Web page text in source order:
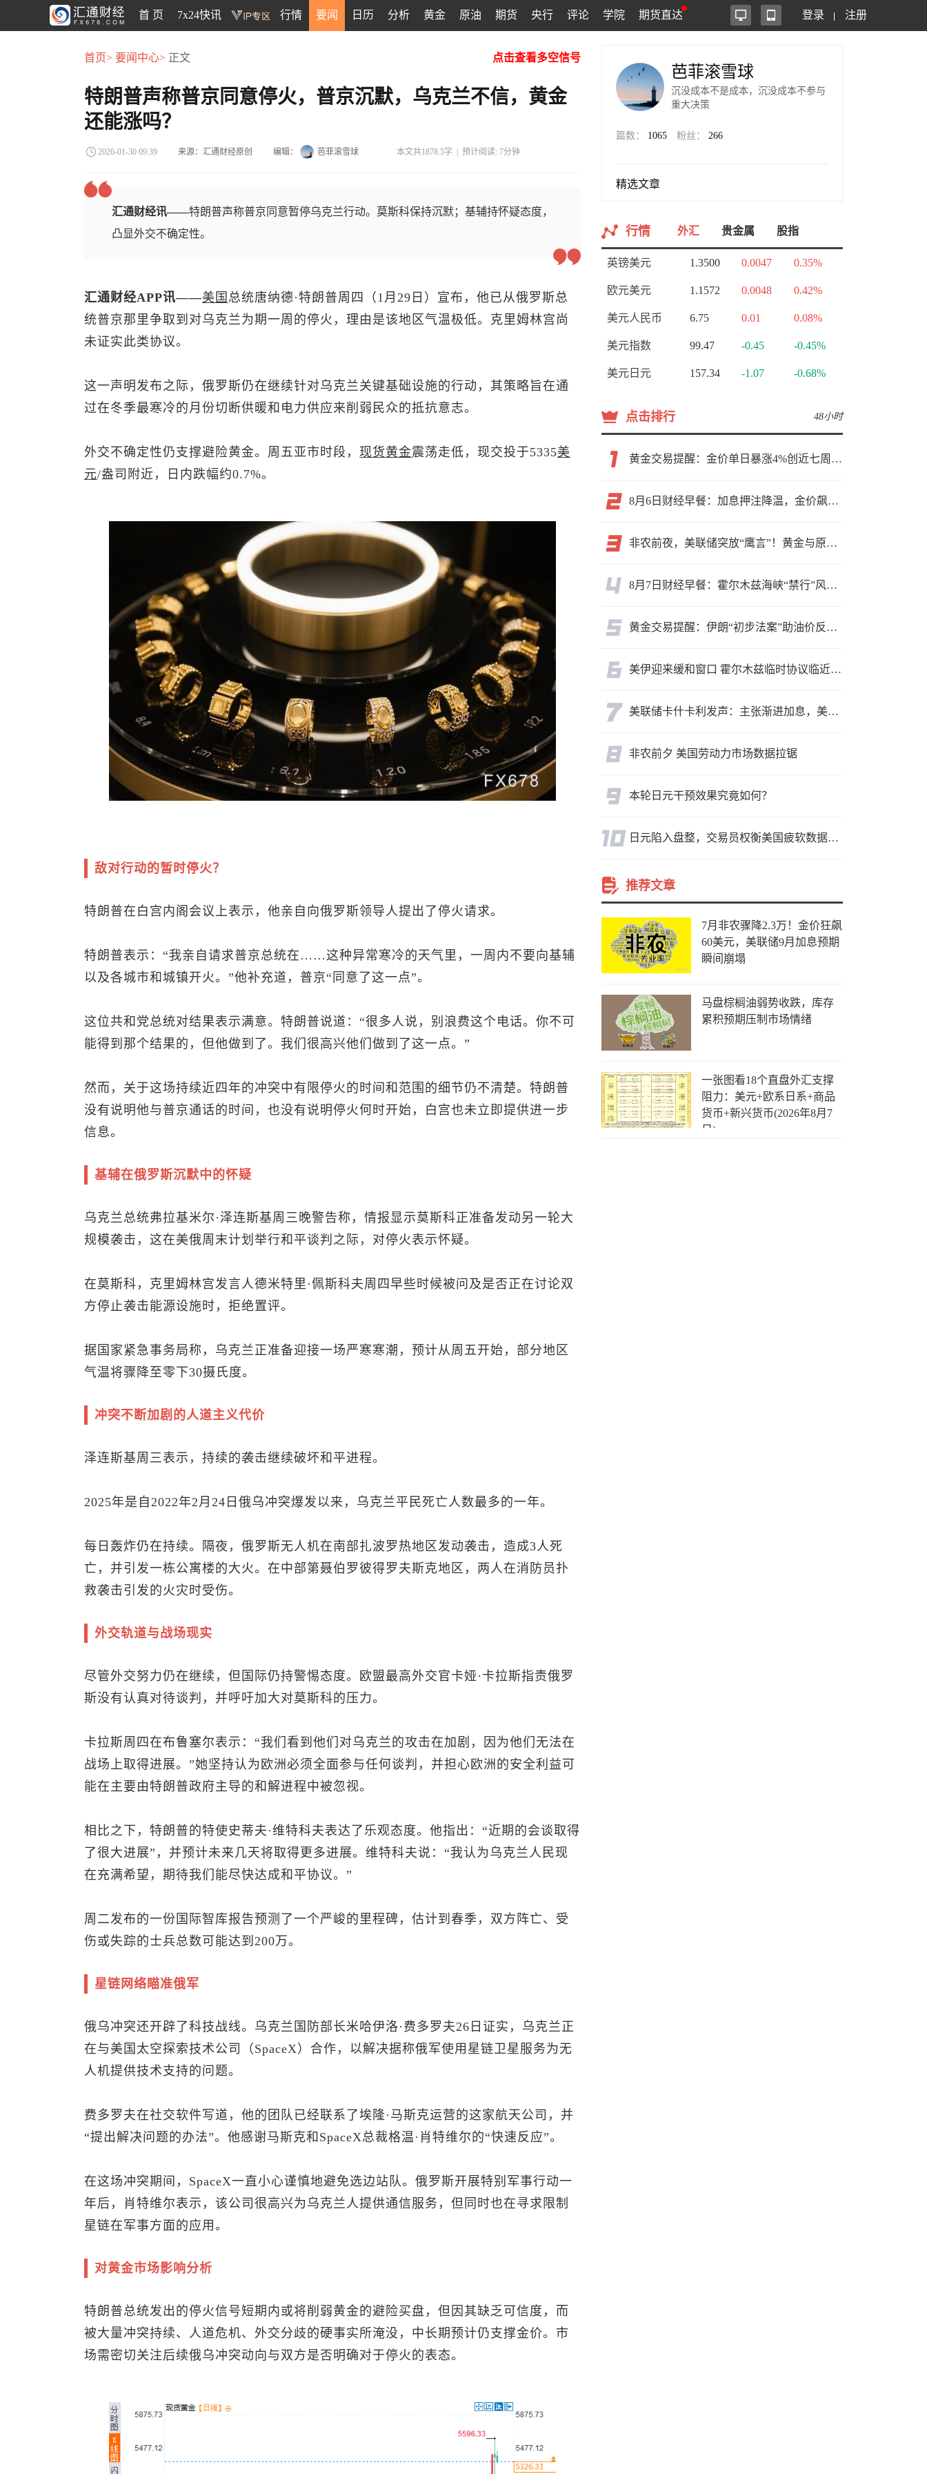
首 页 7x24快讯 行情 要闻 日历 分析 黄金 原油 期货 央行 评论 学院 期货直达 登录 注册
首页> 要闻中心> 正文 点击查看多空信号
特朗普声称普京同意停火，普京沉默，乌克兰不信，黄金
还能涨吗？
2026-01-30 09:39 来源：汇通财经原创 编辑： 芭菲滚雪球 本文共1878.5字 |预计阅读: 7分钟
汇通财经讯——特朗普声称普京同意暂停乌克兰行动。莫斯科保持沉默；基辅持怀疑态度，
凸显外交不确定性。
汇通财经APP讯——美国 总统唐纳德·特朗普周四（1月29日）宣布，他已从俄罗斯总
统普京那里争取到对乌克兰为期一周的停火，理由是该地区气温极低。克里姆林宫尚
未证实此类协议。
这一声明发布之际，俄罗斯仍在继续针对乌克兰关键基础设施的行动，其策略旨在通
过在冬季最寒冷的月份切断供暖和电力供应来削弱民众的抵抗意志。
外交不确定性仍支撑避险黄金。周五亚市时段， 现货黄金震荡走低，现交投于5335美
元/盎司附近，日内跌幅约0.7%。
敌对行动的暂时停火？
特朗普在白宫内阁会议上表示，他亲自向俄罗斯领导人提出了停火请求。
特朗普表示：“我亲自请求普京总统在……这种异常寒冷的天气里，一周内不要向基辅
以及各城市和城镇开火。”他补充道，普京“同意了这一点”。
这位共和党总统对结果表示满意。特朗普说道：“很多人说，别浪费这个电话。你不可
能得到那个结果的，但他做到了。我们很高兴他们做到了这一点。”
然而，关于这场持续近四年的冲突中有限停火的时间和范围的细节仍不清楚。特朗普
没有说明他与普京通话的时间，也没有说明停火何时开始，白宫也未立即提供进一步
信息。
基辅在俄罗斯沉默中的怀疑
乌克兰总统弗拉基米尔·泽连斯基周三晚警告称，情报显示莫斯科正准备发动另一轮大
规模袭击，这在美俄周末计划举行和平谈判之际，对停火表示怀疑。
在莫斯科，克里姆林宫发言人德米特里·佩斯科夫周四早些时候被问及是否正在讨论双
方停止袭击能源设施时，拒绝置评。
据国家紧急事务局称，乌克兰正准备迎接一场严寒寒潮，预计从周五开始，部分地区
气温将骤降至零下30摄氏度。
冲突不断加剧的人道主义代价
泽连斯基周三表示，持续的袭击继续破坏和平进程。
2025年是自2022年2月24日俄乌冲突爆发以来，乌克兰平民死亡人数最多的一年。
每日轰炸仍在持续。隔夜，俄罗斯无人机在南部扎波罗热地区发动袭击，造成3人死
亡，并引发一栋公寓楼的大火。在中部第聂伯罗彼得罗夫斯克地区，两人在消防员扑
救袭击引发的火灾时受伤。
外交轨道与战场现实
尽管外交努力仍在继续，但国际仍持警惕态度。欧盟最高外交官卡娅·卡拉斯指责俄罗
斯没有认真对待谈判，并呼吁加大对莫斯科的压力。
卡拉斯周四在布鲁塞尔表示：“我们看到他们对乌克兰的攻击在加剧，因为他们无法在
战场上取得进展。”她坚持认为欧洲必须全面参与任何谈判，并担心欧洲的安全利益可
能在主要由特朗普政府主导的和解进程中被忽视。
相比之下，特朗普的特使史蒂夫·维特科夫表达了乐观态度。他指出：“近期的会谈取得
了很大进展”，并预计未来几天将取得更多进展。维特科夫说：“我认为乌克兰人民现
在充满希望，期待我们能尽快达成和平协议。”
周二发布的一份国际智库报告预测了一个严峻的里程碑，估计到春季，双方阵亡、受
伤或失踪的士兵总数可能达到200万。
星链网络瞄准俄军
俄乌冲突还开辟了科技战线。乌克兰国防部长米哈伊洛·费多罗夫26日证实，乌克兰正
在与美国太空探索技术公司（SpaceX）合作，以解决据称俄军使用星链卫星服务为无
人机提供技术支持的问题。
费多罗夫在社交软件写道，他的团队已经联系了埃隆·马斯克运营的这家航天公司，并
“提出解决问题的办法”。他感谢马斯克和SpaceX总裁格温·肖特维尔的“快速反应”。
在这场冲突期间，SpaceX一直小心谨慎地避免选边站队。俄罗斯开展特别军事行动一
年后，肖特维尔表示，该公司很高兴为乌克兰人提供通信服务，但同时也在寻求限制
星链在军事方面的应用。
对黄金市场影响分析
特朗普总统发出的停火信号短期内或将削弱黄金的避险买盘，但因其缺乏可信度，而
被大量冲突持续、人道危机、外交分歧的硬事实所淹没，中长期预计仍支撑金价。市
场需密切关注后续俄乌冲突动向与双方是否明确对于停火的表态。
芭菲滚雪球
沉没成本不是成本，沉没成本不参与
重大决策
篇数： 1065 粉丝： 266
精选文章
行情 外汇 贵金属 股指
英镑美元 1.3500 0.0047 0.35%
欧元美元 1.1572 0.0048 0.42%
美元人民币 6.75 0.01 0.08%
美元指数 99.47 -0.45 -0.45%
美元日元 157.34 -1.07 -0.68%
点击排行 48小时
黄金交易提醒：金价单日暴涨4%创近七周新高，加息预期降温叠加霍尔木兹“暂停信号”，牛市重启了？
8月6日财经早餐：加息押注降温，金价飙升至近两个月高位，地缘缓和预期，美油75关口拉锯
非农前夜，美联储突放“鹰言”！黄金与原油为何联手反攻？
8月7日财经早餐：霍尔木兹海峡“禁行”风波再起，油价急涨金价承压，非农夜市场博弈加剧
黄金交易提醒：伊朗“初步法案”助油价反弹逾3%，金价小幅承压，非农重磅来袭！
美伊迎来缓和窗口 霍尔木兹临时协议临近落地
美联储卡什卡利发声：主张渐进加息，美联储内部政策分歧
非农前夕 美国劳动力市场数据拉锯
本轮日元干预效果究竟如何？
日元陷入盘整，交易员权衡美国疲软数据与市场情绪
推荐文章
7月非农骤降2.3万！金价狂飙
60美元，美联储9月加息预期
瞬间崩塌
马盘棕榈油弱势收跌，库存
累积预期压制市场情绪
一张图看18个直盘外汇支撑
阻力：美元+欧系日系+商品
货币+新兴货币(2026年8月7
日)